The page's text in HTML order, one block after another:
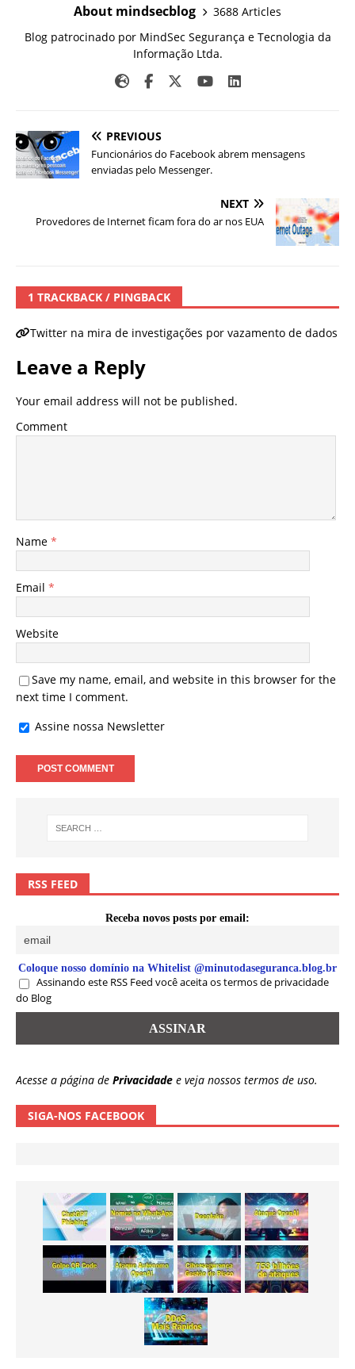
About mindsecblog
3688 Articles
Blog patrocinado por MindSec Segurança e Tecnologia da
Informação Ltda.
PREVIOUS
Funcionários do Facebook abrem mensagens
enviadas pelo Messenger.
NEXT
Provedores de Internet ficam fora do ar nos EUA
1 TRACKBACK / PINGBACK
Twitter na mira de investigações por vazamento de dados
Leave a Reply
Your email address will not be published.
Comment
Name *
Email *
Website
Save my name, email, and website in this browser for the
next time I comment.
Assine nossa Newsletter
RSS FEED
Receba novos posts por email:
Coloque nosso domínio na Whitelist @minutodaseguranca.blog.br
Assinando este RSS Feed você aceita os termos de privacidade
do Blog
Acesse a página de Privacidade e veja nossos termos de uso.
SIGA-NOS FACEBOOK